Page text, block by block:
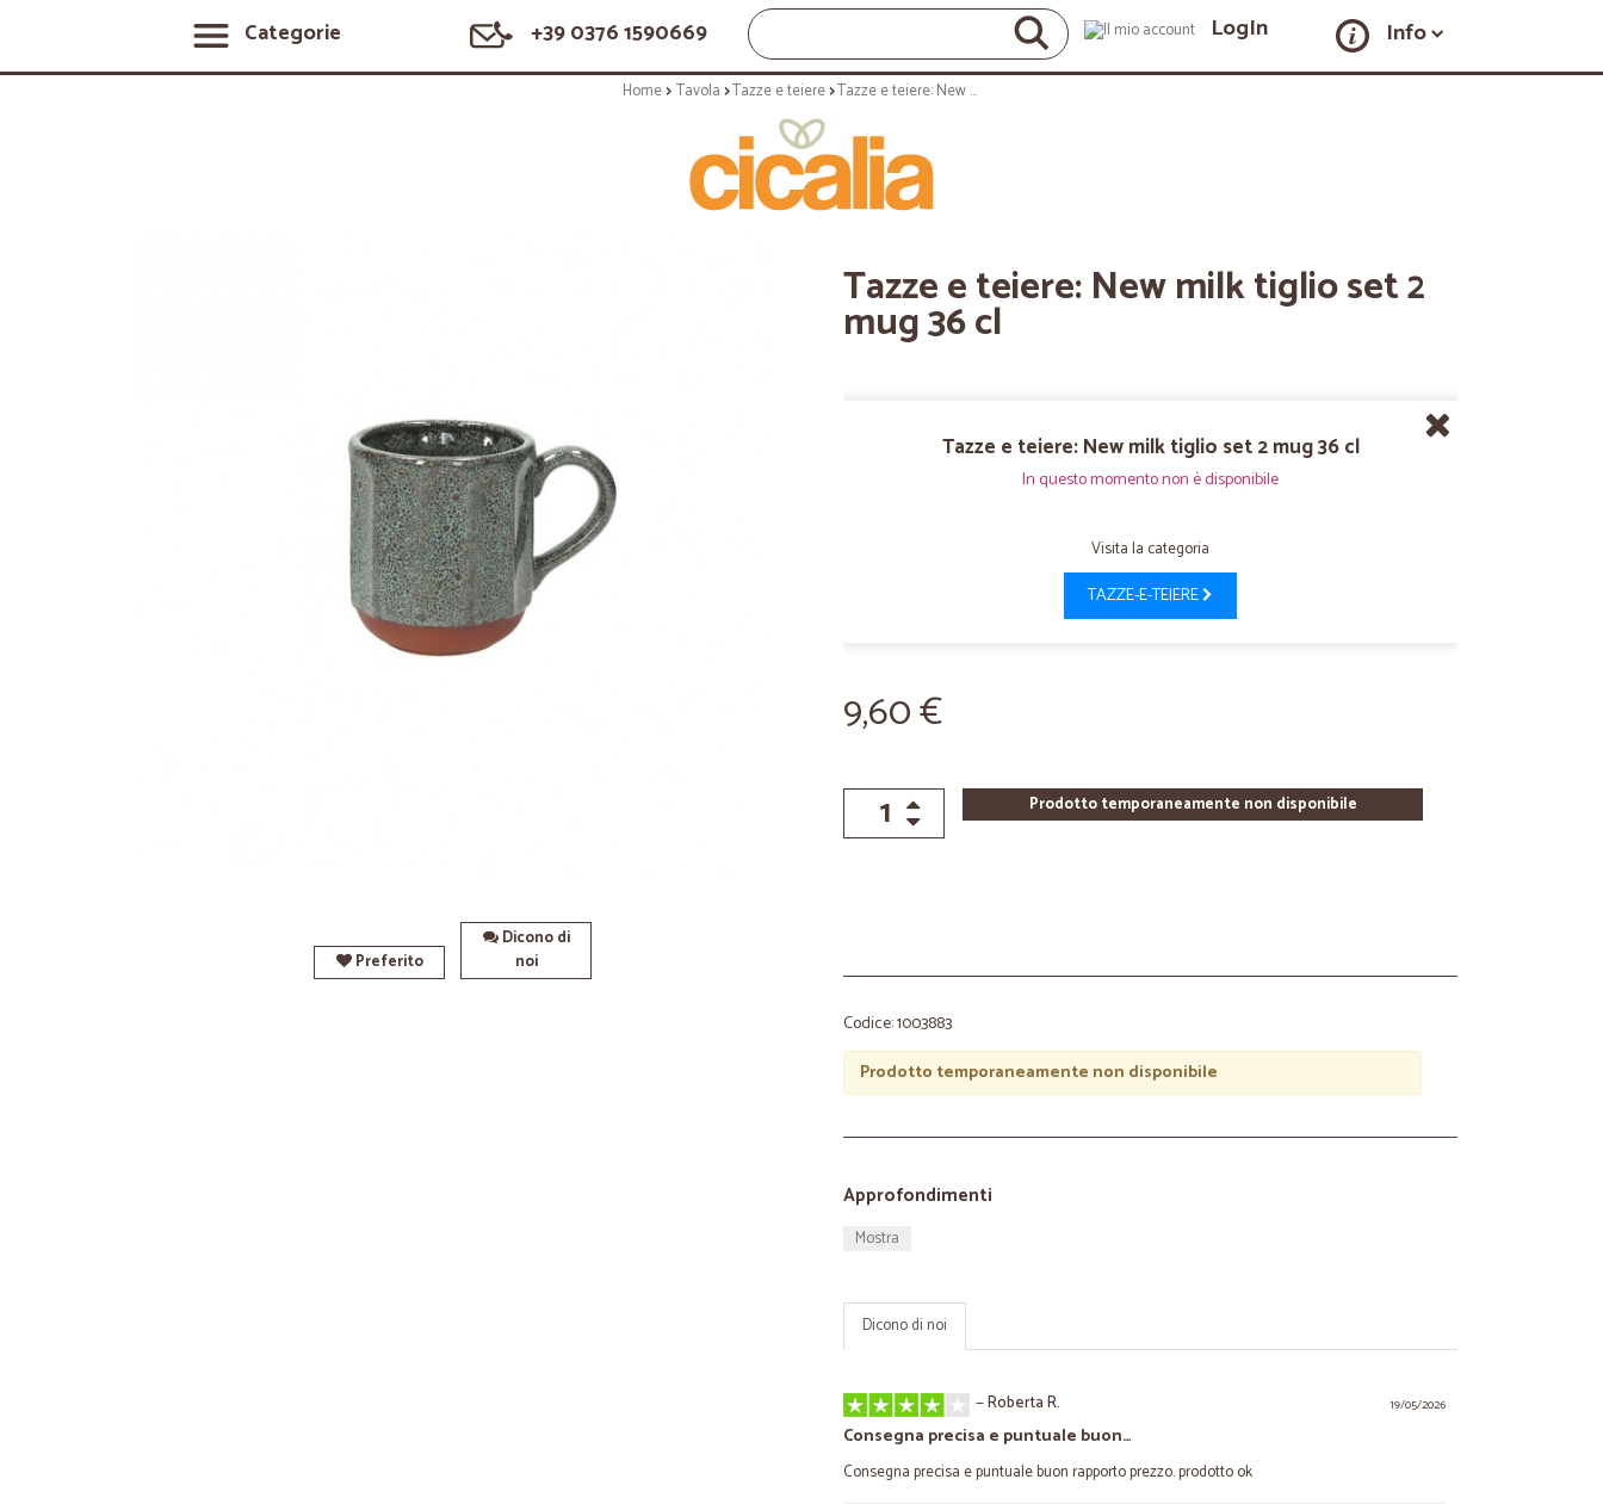
Categorie +39 0376 1590669 LogIn Info
Home Tavola Tazze e teiere Tazze e teiere: New milk tiglio set 2 mug 36 cl
Preferito
Dicono di
noi
Tazze e teiere: New milk tiglio set 2
mug 36 cl
Tazze e teiere: New milk tiglio set 2 mug 36 cl
In questo momento non è disponibile
Visita la categoria
TAZZE-E-TEIERE
9,60 €
Prodotto temporaneamente non disponibile
Codice: 1003883
Prodotto temporaneamente non disponibile
Approfondimenti
Mostra
Dicono di noi
19/05/2026
—Roberta R.
Consegna precisa e puntuale buon…
Consegna precisa e puntuale buon rapporto prezzo. prodotto ok